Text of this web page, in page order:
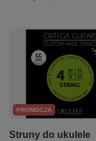
PROMOCJA
Struny do ukulele